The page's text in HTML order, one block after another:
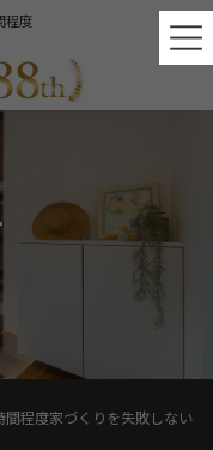
程度
程度家づくりを失敗しない